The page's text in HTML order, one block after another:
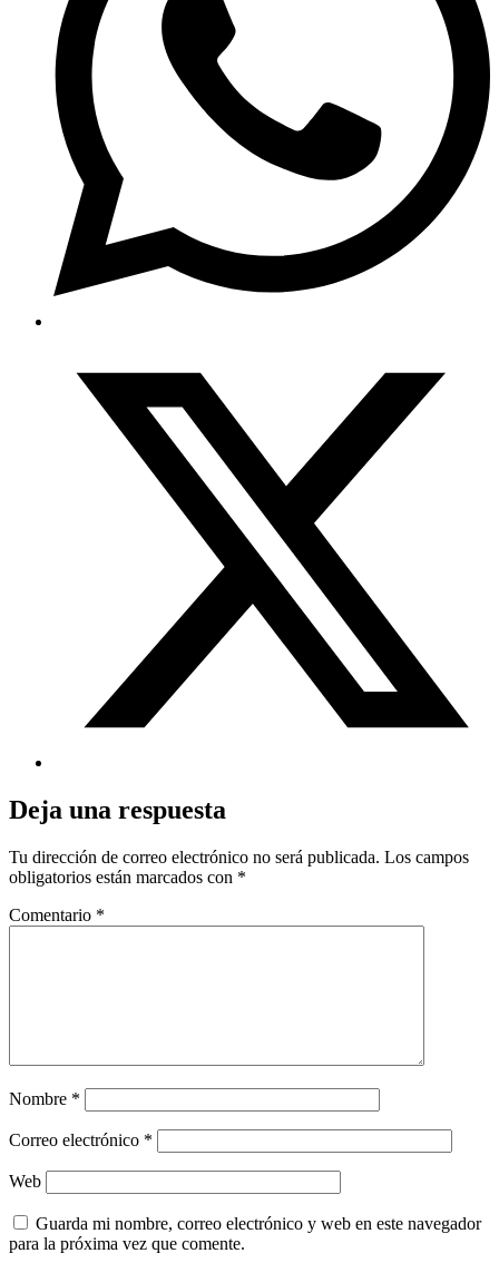
Deja una respuesta
Tu dirección de correo electrónico no será publicada. Los campos
obligatorios están marcados con *
Comentario *
Nombre *
Correo electrónico *
Web
Guarda mi nombre, correo electrónico y web en este navegador
para la próxima vez que comente.